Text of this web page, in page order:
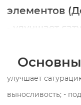
элементов
- улучшает
- подходит
- выводит
-
улучшает
выносливость; -